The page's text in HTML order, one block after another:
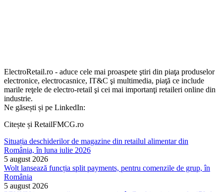
ElectroRetail.ro - aduce cele mai proaspete ştiri din piaţa produselor
electronice, electrocasnice, IT&C şi multimedia, piaţă ce include
marile reţele de electro-retail şi cei mai importanţi retaileri online din
industrie.
Ne găsești și pe LinkedIn:
Citește și RetailFMCG.ro
Situația deschiderilor de magazine din retailul alimentar din
România, în luna iulie 2026
5 august 2026
Wolt lansează funcția split payments, pentru comenzile de grup, în
România
5 august 2026